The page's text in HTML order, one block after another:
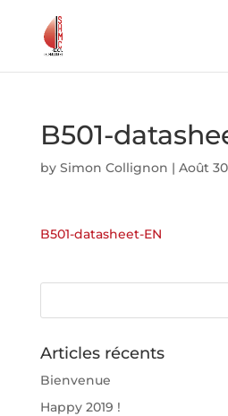
B501-
by Simon Collignon | Août
B501-datasheet-EN
Articles récents
Bienvenue
Happy 2019 !